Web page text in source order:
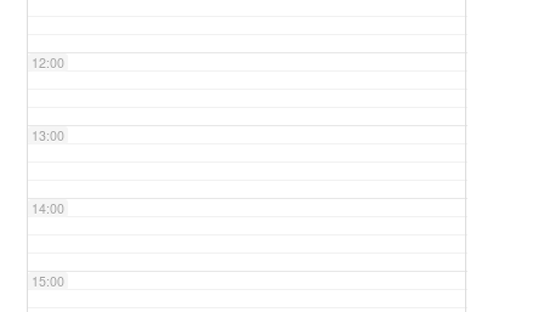
12:00
13:00
14:00
15:00